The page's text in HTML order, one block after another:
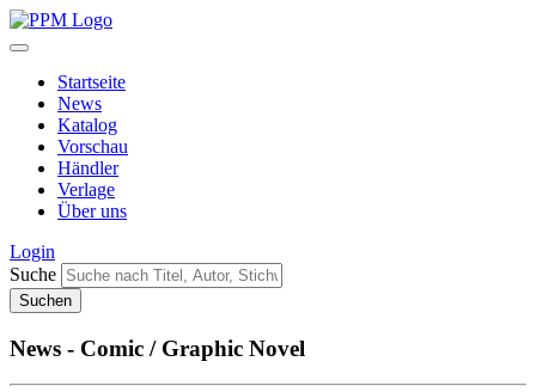
Startseite
News
Katalog
Vorschau
Händler
Verlage
Über uns
Login
Suche
News - Comic / Graphic Novel